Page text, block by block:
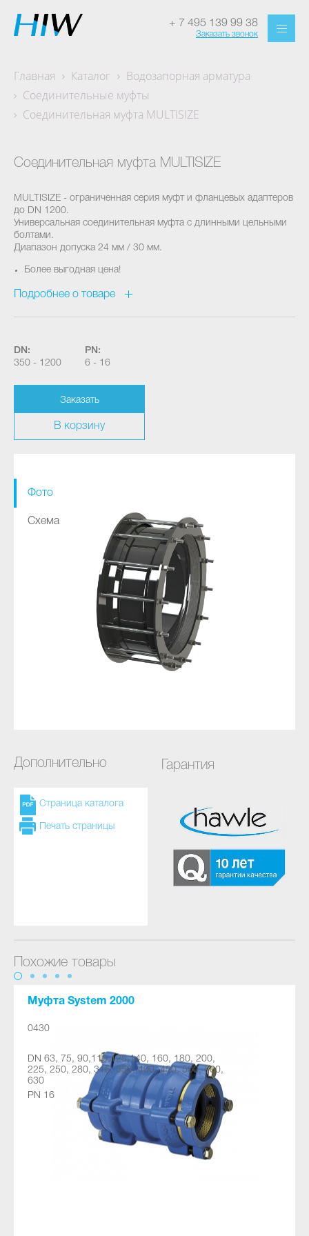
+ 7 495 139 99 38
Заказать звонок
Главная Каталог
Водозапорная арматура
Соединительные муфты
Соединительная муфта MULTISIZE
Соединительная муфта MULTISIZE
MULTISIZE - ограниченная серия муфт и фланцевых адаптеров
до DN 1200.
Универсальная соединительная муфта с длинными цельными
болтами.
Диапазон допуска 24 мм / 30 мм.
Более выгодная цена!
Подробнее о товаре
DN:
350 - 1200
PN:
6 - 16
Заказать
В корзину
Фото
Схема
Дополнительно
Страница каталога
Печать страницы
Гарантия
Похожие товары
Муфта System 2000
0430
DN 63, 75, 90,110,125,140, 160, 180, 200,
225, 250, 280, 315, 355, 400, 450, 500, 600,
630
PN 16